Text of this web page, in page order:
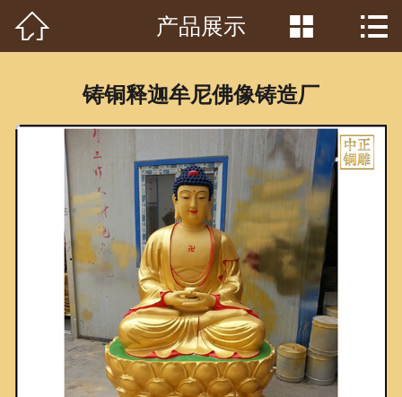
首页
产品中心
客户见证
常识问答
新闻资讯
荣誉资质
泥塑鉴赏
 产品展示  
铸铜释迦牟尼佛像铸造厂